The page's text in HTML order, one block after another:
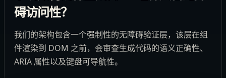
碍访问性？
我们的架构包含一个强制性的无障碍验证层，该层在组
件渲染到 DOM 之前，会审查生成代码的语义正确性、
ARIA 属性以及键盘可导航性。